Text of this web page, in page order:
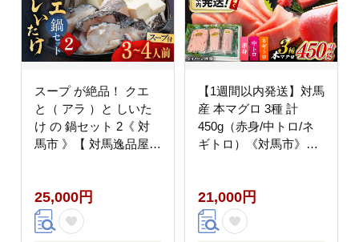
スープ が絶品！ クエ
と（ アラ ）と しいた
け の 鍋セット 2《 対
馬市 》【 対馬逸品屋
25,000円
【1週間以内発送】対馬
産 本マグロ 3種 計
450g（赤身/中トロ/ネ
ギトロ）《対馬市》
マグロ 養殖 トロ 中ト
ロ 中とろ 赤身 ねぎと
ろ ネギトロ たたき 刺
21,000円